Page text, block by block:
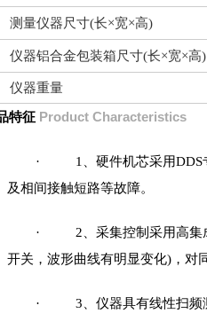
测量仪器尺寸(长×宽×高)
仪器铝合金包装箱尺寸(长×宽×高)
仪器重量
特征 Product Characteristics
· 1 、硬件机芯采用DDS
及相间接触短路等故障。
· 2 、采集控制采用高
开关，波形曲线有明显变化)，对
· 3 、仪器具有线性扫